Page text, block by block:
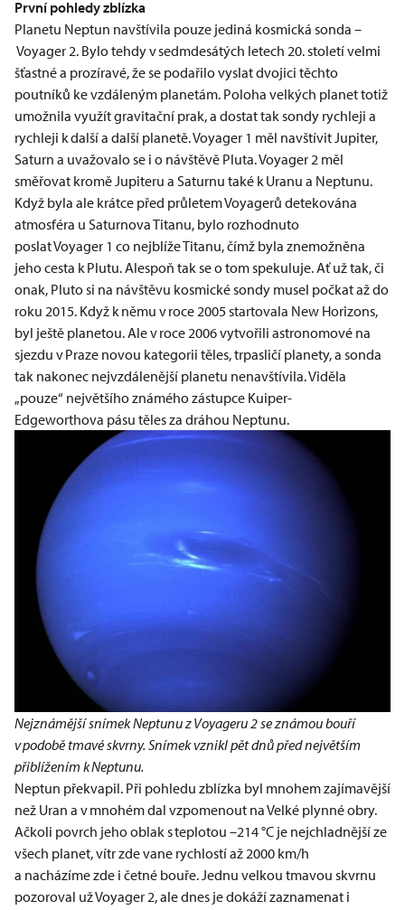
První pohledy zblízka
Planetu Neptun navštívila pouze jediná kosmická sonda –
Voyager 2. Bylo tehdy v sedmdesátých letech 20. století velmi
šťastné a prozíravé, že se podařilo vyslat dvojici těchto
poutníků ke vzdáleným planetám. Poloha velkých planet totiž
umožnila využít gravitační prak, a dostat tak sondy rychleji a
rychleji k další a další planetě. Voyager 1 měl navštívit Jupiter,
Saturn a uvažovalo se i o návštěvě Pluta. Voyager 2 měl
směřovat kromě Jupiteru a Saturnu také k Uranu a Neptunu.
Když byla ale krátce před průletem Voyagerů detekována
atmosféra u Saturnova Titanu, bylo rozhodnuto
poslat Voyager 1 co nejblíže Titanu, čímž byla znemožněna
jeho cesta k Plutu. Alespoň tak se o tom spekuluje. Ať už tak, či
onak, Pluto si na návštěvu kosmické sondy musel počkat až do
roku 2015. Když k němu v roce 2005 startovala New Horizons,
byl ještě planetou. Ale v roce 2006 vytvořili astronomové na
sjezdu v Praze novou kategorii těles, trpasličí planety, a sonda
tak nakonec nejvzdálenější planetu nenavštívila. Viděla
„pouze“ největšího známého zástupce Kuiper-
Edgeworthova pásu těles za dráhou Neptunu.
Nejznámější snímek Neptunu z Voyageru 2 se známou bouří
v podobě tmavé skvrny. Snímek vznikl pět dnů před největším
přiblížením k Neptunu.
Neptun překvapil. Při pohledu zblízka byl mnohem zajímavější
než Uran a v mnohém dal vzpomenout na Velké plynné obry.
Ačkoli povrch jeho oblak s teplotou –214 °C je nejchladnější ze
všech planet, vítr zde vane rychlostí až 2000 km/h
a nacházíme zde i četné bouře. Jednu velkou tmavou skvrnu
pozoroval už Voyager 2, ale dnes je dokáží zaznamenat i